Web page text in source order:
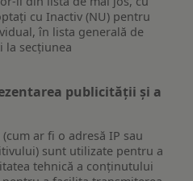
cu Inactiv (NU) pentru
în lista generală de
la secțiunea
publicității și a
ar fi o adresă IP sau
sunt utilizate pentru a
tehnică a conținutului